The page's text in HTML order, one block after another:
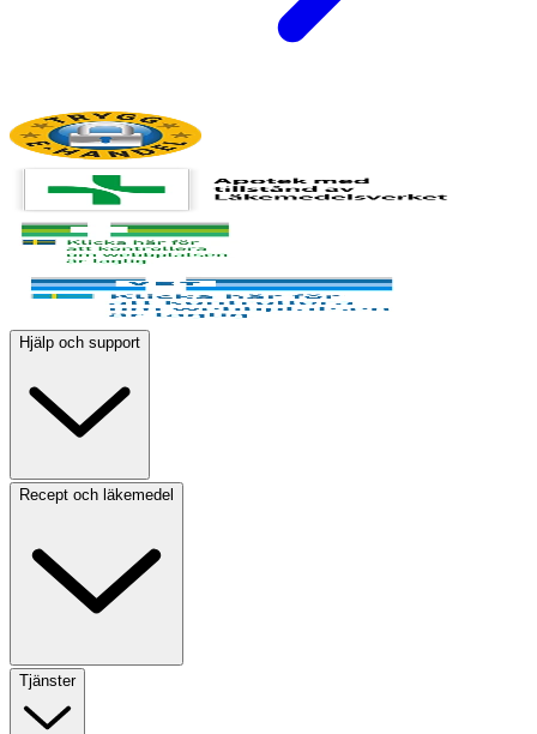
Hjälp och support
Recept och läkemedel
Tjänster